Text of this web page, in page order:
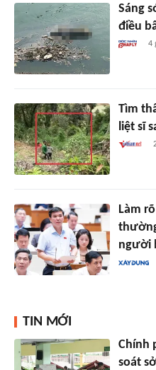
Sáng
điều
4
Tìm
liệt sĩ
Làm
người
TIN MỚI
Chính
soát